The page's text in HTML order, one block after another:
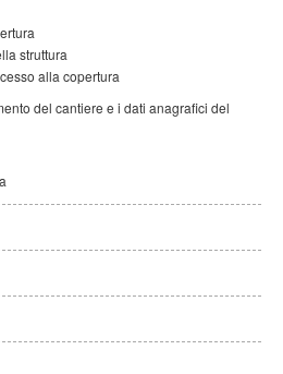
struttura
alla copertura
del cantiere e i dati anagrafici del